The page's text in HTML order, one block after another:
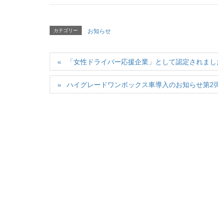
カテゴリー お知らせ
「女性ドライバー応援企業」として認定されま
ハイグレードワンボックス車導入のお知らせ第2